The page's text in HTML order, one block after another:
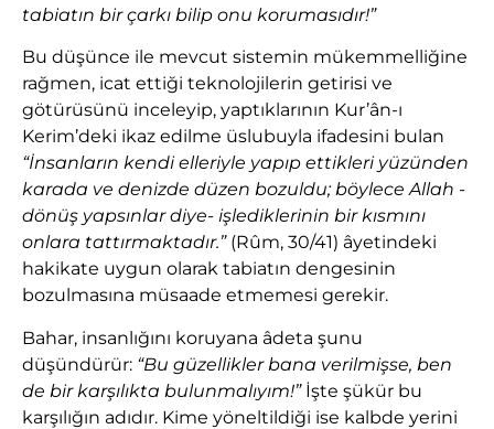
tabiatın bir çarkı bilip onu korumasıdır!”
Bu düşünce ile mevcut sistemin mükemmelliğine
rağmen, icat ettiği teknolojilerin getirisi ve
götürüsünü inceleyip, yaptıklarının Kur’ân-ı
Kerim’deki ikaz edilme üslubuyla ifadesini bulan
“İnsanların kendi elleriyle yapıp ettikleri yüzünden
karada ve denizde düzen bozuldu; böylece Allah -
dönüş yapsınlar diye- işlediklerinin bir kısmını
onlara tattırmaktadır.”(Rûm, 30/41) âyetindeki
hakikate uygun olarak tabiatın dengesinin
bozulmasına müsaade etmemesi gerekir.
Bahar, insanlığını koruyana âdeta şunu
düşündürür: “Bu güzellikler bana verilmişse, ben
de bir karşılıkta bulunmalıyım!”İşte şükür bu
karşılığın adıdır. Kime yöneltildiği ise kalbde yerini